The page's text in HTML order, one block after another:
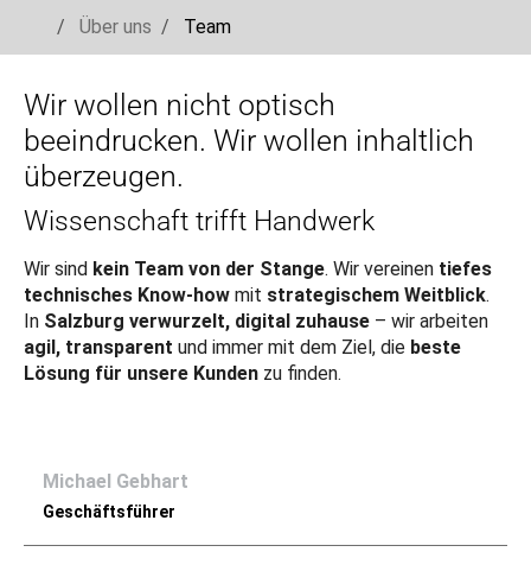
You are here:
Über uns
Team
Wir wollen nicht optisch
beeindrucken. Wir wollen inhaltlich
überzeugen.
Wissenschaft trifft Handwerk
Wir sind kein Team von der Stange. Wir vereinen tiefes
technisches Know-how mit strategischem Weitblick.
In Salzburg verwurzelt, digital zuhause – wir arbeiten
agil, transparent und immer mit dem Ziel, die beste
Lösung für unsere Kunden zu finden.
Michael Gebhart
Geschäftsführer